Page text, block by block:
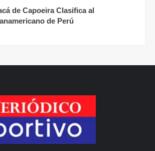
de Capoeira Clasifica al
de Perú